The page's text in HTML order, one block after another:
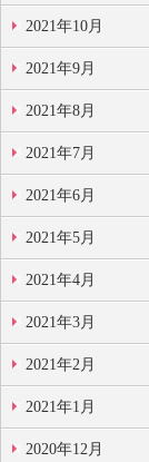
2021年10月
2021年9月
2021年8月
2021年7月
2021年6月
2021年5月
2021年4月
2021年3月
2021年2月
2021年1月
2020年12月